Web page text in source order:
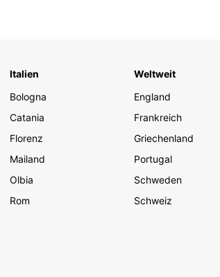
Italien
Bologna
Catania
Florenz
Mailand
Olbia
Rom
Weltweit
England
Frankreich
Griechenland
Portugal
Schweden
Schweiz